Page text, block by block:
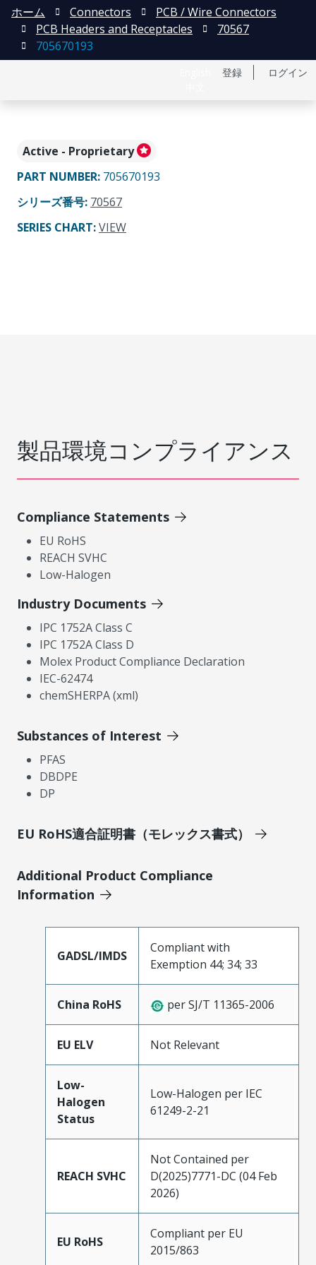
登録 ログイン
ホーム Connectors
PCB / Wire Connectors
PCB Headers and Receptacles
70567
705670193
Active - Proprietary
PART NUMBER: 705670193
シリーズ番号: 70567
SERIES CHART:VIEW
製品環境コンプライアンス
Compliance Statements
EU RoHS
REACH SVHC
Low-Halogen
Industry Documents
IPC 1752A Class C
IPC 1752A Class D
Molex Product Compliance Declaration
IEC-62474
chemSHERPA (xml)
Substances of Interest
PFAS
DBDPE
DP
EU RoHS適合証明書（モレックス書式）
Additional Product Compliance
Information
GADSL/IMDS
Compliant with
Exemption 44; 34; 33
China RoHS per SJ/T 11365-2006
EU ELV Not Relevant
Low-
Halogen
Status
Low-Halogen per IEC
61249-2-21
REACH SVHC
Not Contained per
D(2025)7771-DC (04 Feb
2026)
EU RoHS
Compliant per EU
2015/863